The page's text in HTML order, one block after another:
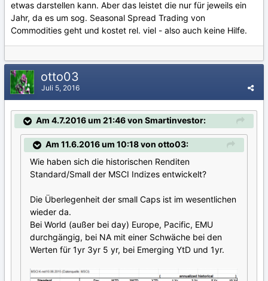
etwas darstellen kann. Aber das leistet die nur für jeweils ein
Jahr, da es um sog. Seasonal Spread Trading von
Commodities geht und kostet rel. viel - also auch keine Hilfe.
otto03
Juli 5, 2016
Am 4.7.2016 um 21:46 von Smartinvestor:
Am 11.6.2016 um 10:18 von otto03:
Wie haben sich die historischen Renditen
Standard/Small der MSCI Indizes entwickelt?
Die Überlegenheit der small Caps ist im wesentlichen
wieder da.
Bei World (außer bei day) Europe, Pacific, EMU
durchgängig, bei NA mit einer Schwäche bei den
Werten für 1yr 3yr 5 yr, bei Emerging YtD und 1yr.